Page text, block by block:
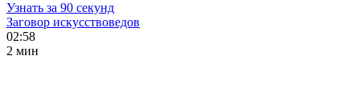
Узнать за 90 секунд
Заговор искусствоведов
02:58
2 мин